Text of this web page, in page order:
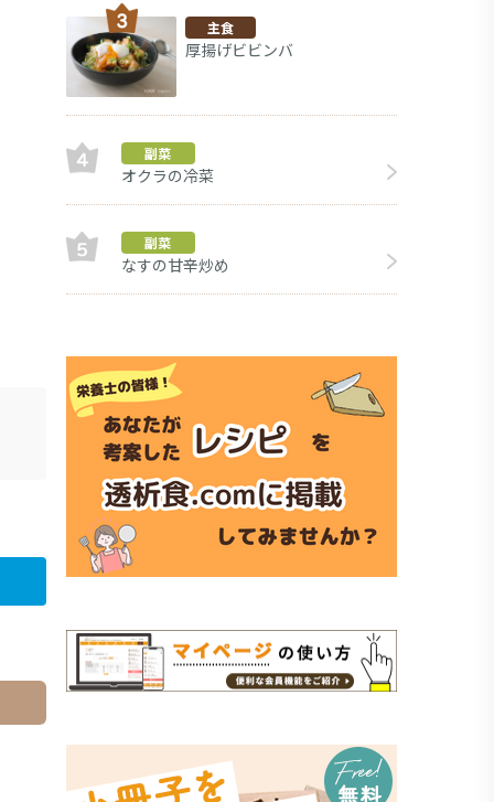
主食
厚揚げビビンバ
副菜
オクラの冷菜
副菜
なすの甘辛炒め